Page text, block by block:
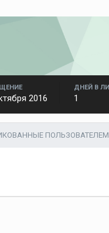
2016
ДНЕЙ В
1
ПОЛЬЗОВАТЕЛЕМ